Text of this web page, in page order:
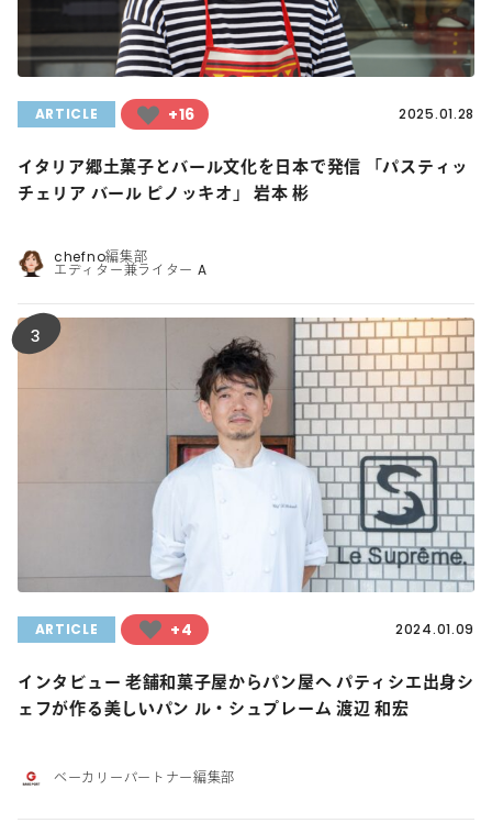
ARTICLE +16 2025.01.28
イタリア郷土菓子とバール文化を日本で発信 「パスティッ
チェリア バール ピノッキオ」 岩本 彬
chefno編集部
エディター兼ライター A
3
ARTICLE +4 2024.01.09
インタビュー 老舗和菓子屋からパン屋へ パティシエ出身シ
ェフが作る美しいパン ル・シュプレーム 渡辺 和宏
ベーカリーパートナー編集部